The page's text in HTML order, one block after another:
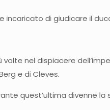
di giudicare il duca
nel dispiacere
e di Cleves.
quest’ultima divenne